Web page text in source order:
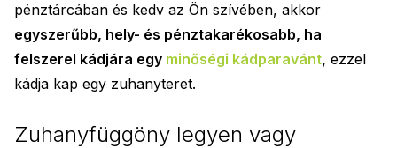
pénztárcában és kedv az Ön szívében, akkor
egyszerűbb, hely- és pénztakarékosabb, ha
felszerel kádjára egy minőségi kádparavánt, ezzel
kádja kap egy zuhanyteret.
Zuhanyfüggöny legyen vagy